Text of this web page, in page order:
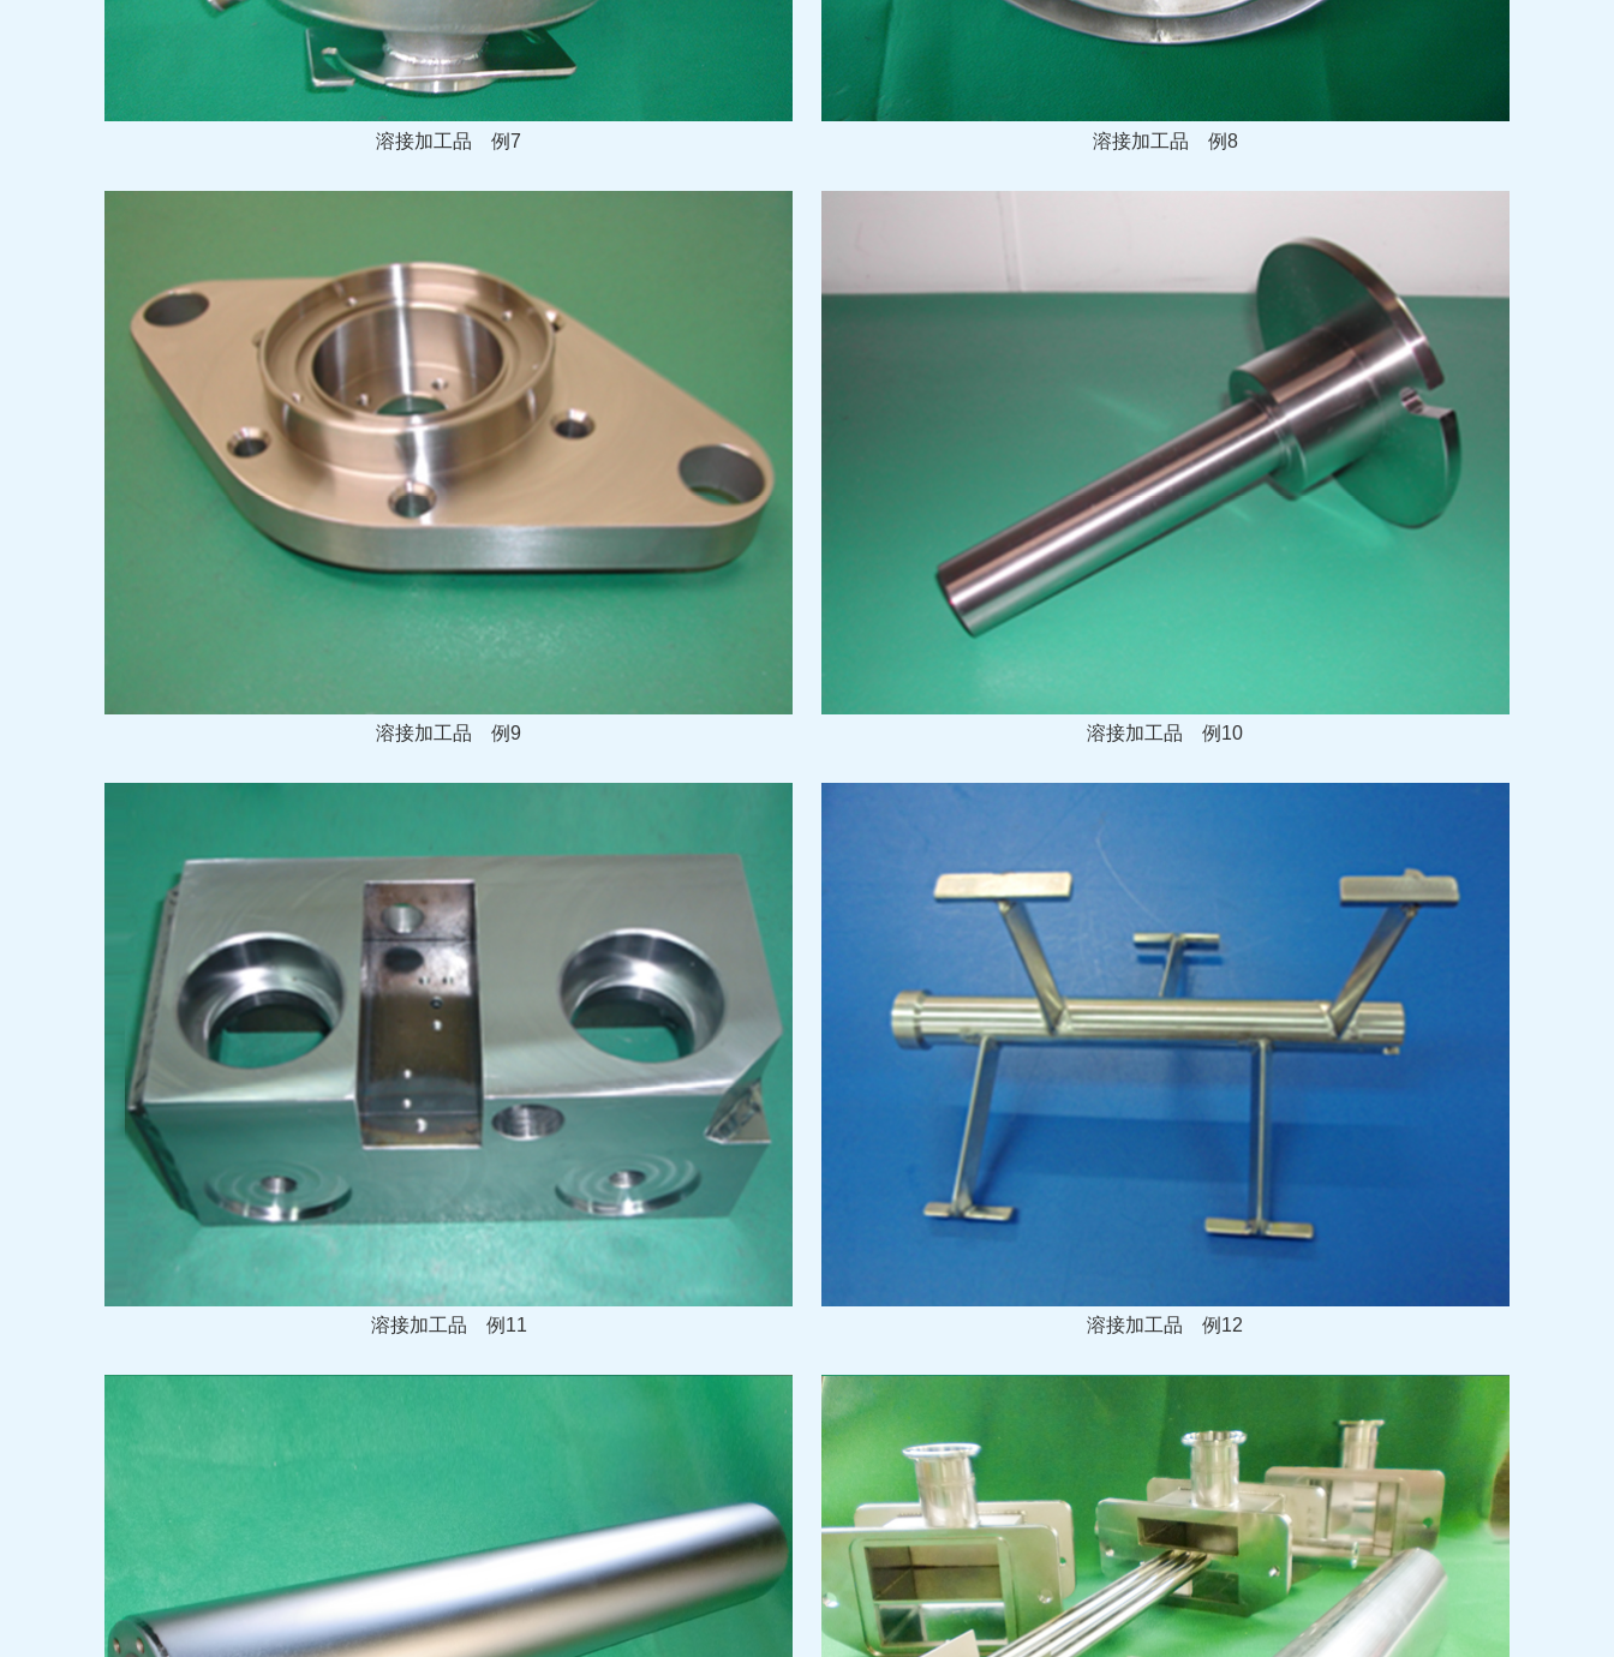
溶接加工品 例7 溶接加工品 例8
溶接加工品 例9 溶接加工品 例10
溶接加工品 例11 溶接加工品 例12